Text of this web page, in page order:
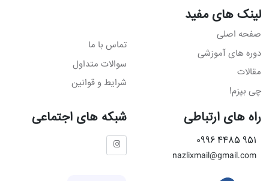
لینک های مفید
صفحه اصلی
دوره های آموزشی
مقالات
چی بپزم!
تماس با ما
سوالات متداول
شرایط و قوانین
راه های ارتباطی
951 4485 0996
nazlixmail@gmail.com
شبکه های اجتماعی